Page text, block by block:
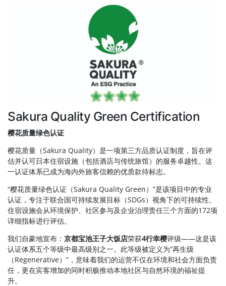
Sakura Quality Green Certification
樱花质量绿色认证
樱花质量（Sakura Quality）是一项第三方品质认证制度，旨在评
估并认可日本住宿设施（包括酒店与传统旅馆）的服务卓越性。这
一认证体系已成为海内外旅客信赖的优质款待标志。
“樱花质量绿色认证（Sakura Quality Green）”是该项目中的专业
认证，专注于联合国可持续发展目标（SDGs）视角下的可持续性。
住宿设施会从环境保护、社区参与及企业治理责任三个方面的172项
详细指标进行评估。
我们自豪地宣布： 京都宝池王子大饭店荣获4行幸樱评级——这是该
认证体系五个等级中最高级别之一。此等级被定义为“再生级
（Regenerative）”，意味着我们的运营不仅在环境和社会方面负责
任，更在宾客增加的同时积极推动本地社区与自然环境的福祉提
升。